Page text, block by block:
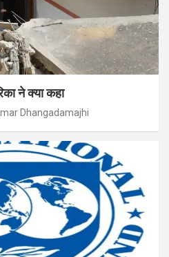
ने क्या कहा
Dhangadamajhi